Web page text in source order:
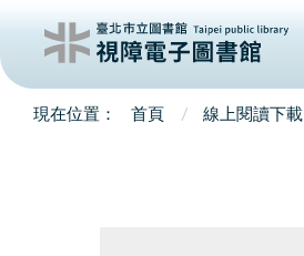
首頁 線上閱讀下載